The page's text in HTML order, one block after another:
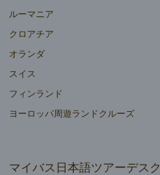
ルーマニア
クロアチア
オランダ
スイス
フィンランド
ヨーロッパ周遊ランドクルーズ
マイバス日本語ツアーデスク